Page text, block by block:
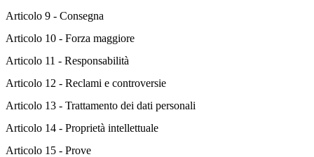
Articolo 9 - Consegna
Articolo 10 - Forza maggiore
Articolo 11 - Responsabilità
Articolo 12 - Reclami e controversie
Articolo 13 - Trattamento dei dati personali
Articolo 14 - Proprietà intellettuale
Articolo 15 - Prove